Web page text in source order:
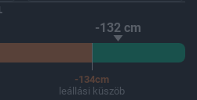
-132 cm
-134cm
leállási küszöb